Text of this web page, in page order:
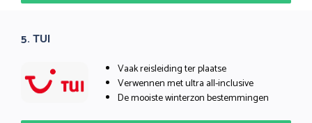
5. TUI
Vaak reisleiding ter plaatse
Verwennen met ultra all-inclusive
De mooiste winterzon bestemmingen